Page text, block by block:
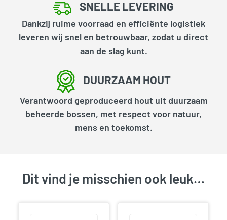
SNELLE LEVERING
Dankzij ruime voorraad en efficiënte logistiek
leveren wij snel en betrouwbaar, zodat u direct
aan de slag kunt.
DUURZAAM HOUT
Verantwoord geproduceerd hout uit duurzaam
beheerde bossen, met respect voor natuur,
mens en toekomst.
Dit vind je misschien ook leuk…